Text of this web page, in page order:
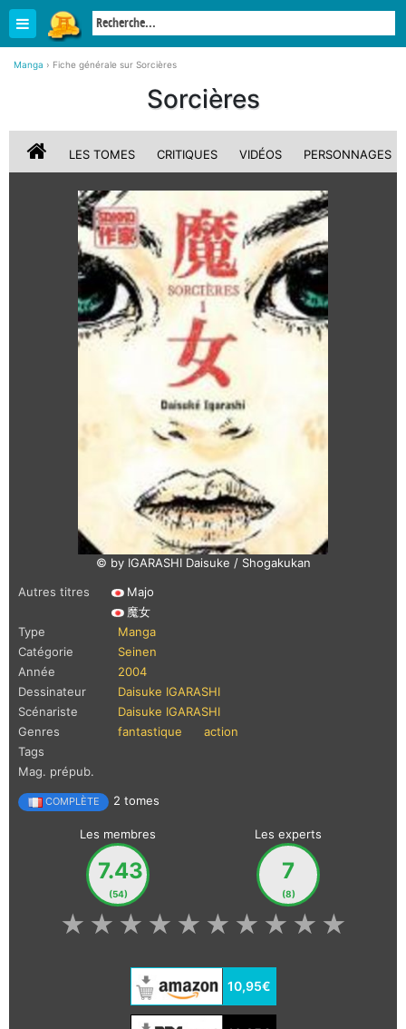
Manga › Fiche générale sur Sorcières
Sorcières
LES TOMES CRITIQUES VIDÉOS PERSONNAGES
© by IGARASHI Daisuke / Shogakukan
Autres titres
Majo
魔女
Type
Manga
Catégorie
Seinen
Année
2004
Dessinateur
Daisuke IGARASHI
Scénariste
Daisuke IGARASHI
Genres
fantastique
action
Tags
Mag. prépub.
COMPLÈTE 2 tomes
Les membres
7.43
(54)
Les experts
7
(8)
★
★
★
★
★
★
★
★
★
★
10,95€